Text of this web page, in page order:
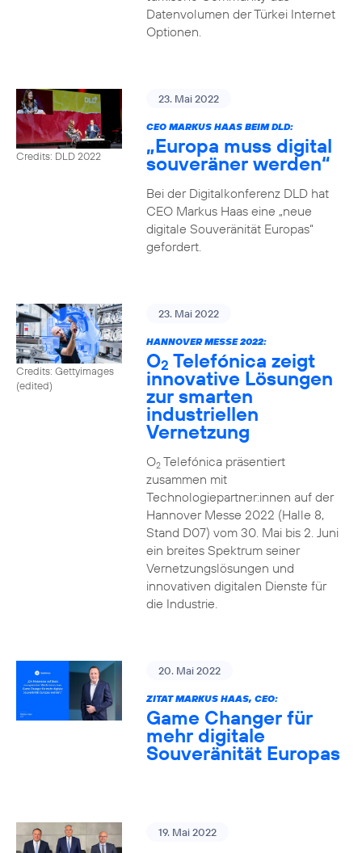
Datenvolumen der Türkei Internet
Optionen.
Credits: DLD 2022
23. Mai 2022
CEO MARKUS HAAS BEIM DLD:
„Europa muss digital
souveräner werden“
Bei der Digitalkonferenz DLD hat
CEO Markus Haas eine „neue
digitale Souveränität Europas“
gefordert.
Credits: Gettyimages
(edited)
23. Mai 2022
HANNOVER MESSE 2022:
O2 Telefónica zeigt
innovative Lösungen
zur smarten
industriellen
Vernetzung
O2Telefónica präsentiert
zusammen mit
Technologiepartner:innen auf der
Hannover Messe 2022 (Halle 8,
Stand D07) vom 30. Mai bis 2. Juni
ein breites Spektrum seiner
Vernetzungslösungen und
innovativen digitalen Dienste für
die Industrie.
20. Mai 2022
ZITAT MARKUS HAAS, CEO:
Game Changer für
mehr digitale
Souveränität Europas
19. Mai 2022